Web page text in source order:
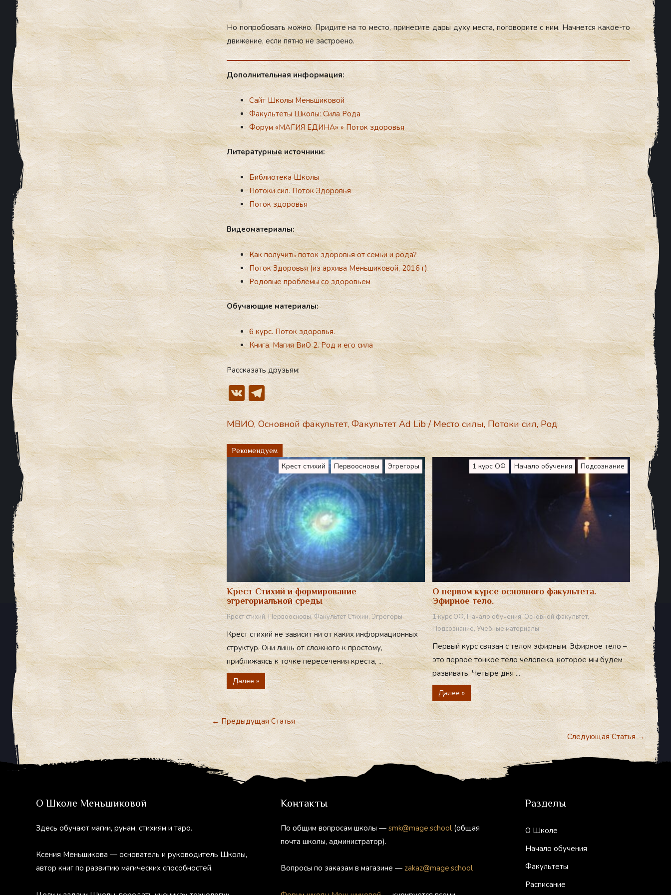
Но поп­ро­бовать мож­но. При­дите на то мес­то, при­неси­те да­ры ду­ху мес­та, по­гово­рите с ним. Нач­нется ка­кое-то
дви­жение, ес­ли пят­но не зас­тро­ено.
До­пол­ни­тель­ная ин­форма­ция:
Сайт Школы Меньшиковой
Факультеты Школы: Сила Рoда
Форум «МАГИЯ ЕДИНА»»Поток здоровья
Ли­тера­тур­ные ис­точни­ки:
Библиотека Школы
Потоки сил. Поток Здоровья
Пoток здорoвья
Ви­де­ома­тери­алы:
Как получить поток здоровья от семьи и рода?
Поток Здоровья (из архива Меньшиковой, 2016 г)
Родовые проблемы со здоровьем
Обу­ча­ющие ма­тери­алы:
6 курс. Поток здо­ровья.
Книга. Магия ВиО 2. Род и его сила
Рассказать друзьям:
V
K
T
el
e
gr
a
m
МВИО,Основной факультет, Факультет Ad Lib/Место силы, Потоки сил,Род
Рекомендуем
Крест стихий Первоосновы Эгрегоры
Крест Стихий и формирование
эгрегориальной среды
Крест стихий, Первоосновы,Факультет Стихии,Эгрегоры
Крест стихий не зависит ни от каких информационных
структур. Они лишь от сложного к простому,
приближаясь к точке пересечения креста, ...
Далее »
1 курс ОФ Начало обучения Подсознание
О первом курсе основного факультета.
Эфирное тело.
1 курс ОФ,Начало обучения,Основной факультет,
Подсознание, Учебные материалы
Первый курс связан с телом эфирным. Эфирное тело –
это первое тонкое тело человека, которое мы будем
развивать. Четыре дня ...
Далее »
←Предыдущая Статья
Следующая Статья→
О Школе Меньшиковой
Здесь обучают магии, рунам, стихиям и таро.
Ксения Меньшикова — основатель и руководитель Школы,
автор книг по развитию магических способностей.
Контакты
По общим вопросам школы — smk@mage.school (общая
почта школы, администратор).
Вопросы по заказам в магазине — zakaz@mage.school
Разделы
О Школе
Начало обучения
Факультеты
Расписание